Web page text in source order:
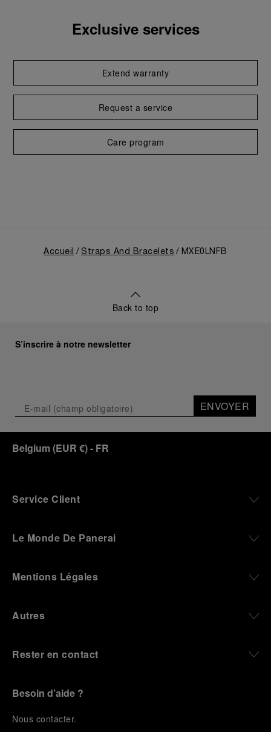
Exclusive services
Extend warranty
Request a service
Care program
Accueil Straps And Bracelets MXE0LNFB
Back to top
S’inscrire à notre newsletter
ENVOYER
Belgium (EUR €)- FR
Service Client
Le Monde De Panerai
Mentions Légales
Autres
Rester en contact
Besoin d’aide ?
Nous contacter.